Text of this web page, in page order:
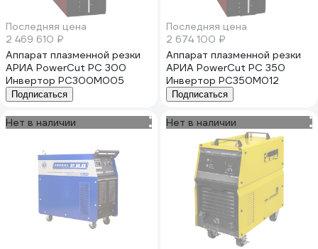
Последняя цена
2 469 610 ₽
Аппарат плазменной резки
АРИА PowerCut PC 300
Инвертор PC300M005
Подписаться
Последняя цена
2 674 100 ₽
Аппарат плазменной резки
АРИА PowerCut PC 350
Инвертор PC350M012
Подписаться
Нет в наличии Нет в наличии